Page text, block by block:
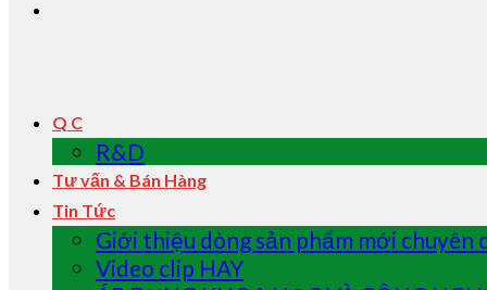
Q C
R&D
Tư vấn & Bán Hàng
Tin Tức
Giới thiệu dòng sản phẩm mới chuyên
Video clip HAY